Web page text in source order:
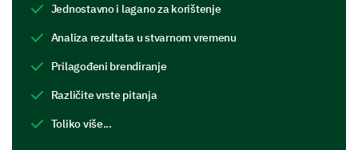
Jednostavno i lagano za korištenje
Analiza rezultata u stvarnom vremenu
Prilagođeni brendiranje
Različite vrste pitanja
Toliko više...